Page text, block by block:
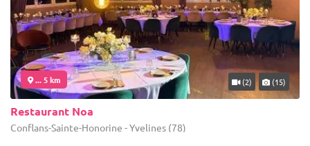
... 5 km (2) (15)
Restaurant Noa
Conflans-Sainte-Honorine - Yvelines (78)